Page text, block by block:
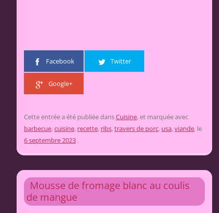
Facebook Twitter
Google+
Cette entrée a été publiée dansCuisine, et marquée avec
barbecue,cuisine, recette, ribs,travers de porc, usa,viande, le
6 septembre 2023 .
Mousse de fromage blanc au coulis
de mangue